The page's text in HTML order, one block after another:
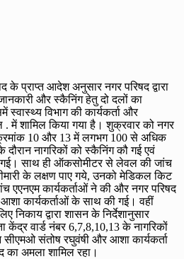
के प्राप्त आदेश अनुसार नगर परिषद द्वारा
और स्कैनिंग हेतु दो दलों का
विभाग की कार्यकर्ता और
. में शामिल किया गया है। शुक्रवार को नगर
10 और 13 में लगभग 100 से अधिक
दौरान नागरिकों को स्कैनिंग कौ गई एवं
गई। साथ ही ऑकसोमीटर से लेवल की जांच
के लक्षण पाए गये, उनको मेडिकल किट
एएनएम कार्यकर्ताओं ने की और नगर परिषद
कार्यकर्ताओं के साथ की गई। वहीं
निकाय द्वारा शासन के निर्देशानुसार
केंद्र वार्ड नंबर 6,7,8,10,13 के नागरिकों
सीएमओ संतोष रघुवंषी और आशा कार्यकर्ता
का अमला शामिल रहा।